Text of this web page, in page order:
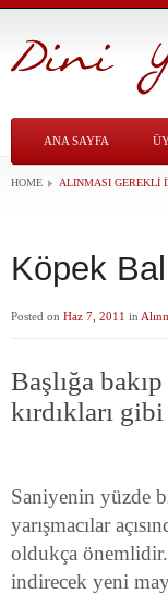
ANA SAYFA
HOME ALINMASI GEREKLI
Köpek
Posted on Haz 7, 2011 in
Başlığa
kırdıkları
Saniyenin yüzde
yarışmacılar
oldukça
indirecek yeni